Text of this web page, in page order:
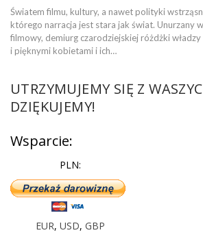
Światem filmu, kultury, a nawet polityki
którego narracja jest stara jak świat. Unurzany
filmowy, demiurg czarodziejskiej różdżki
i pięknymi kobietami i ich…
UTRZYMUJEMY SIĘ Z
DZIĘKUJEMY!
Wsparcie:
PLN:
EUR, USD, GBP